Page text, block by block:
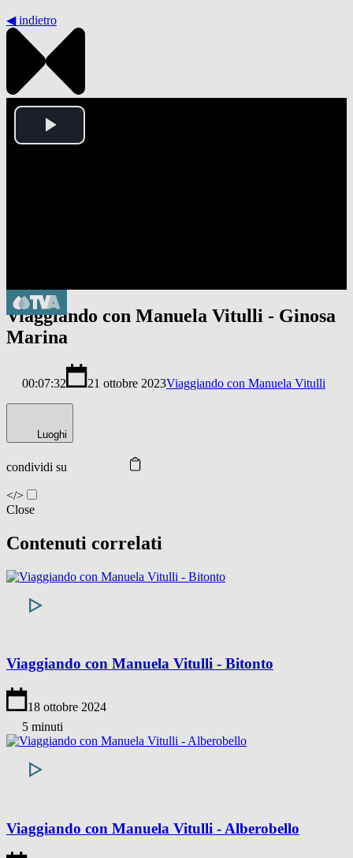
◀︎ indietro
Play
Viaggiando con Manuela Vitulli - Ginosa
Marina
00:07:32 21 ottobre 2023Viaggiando con Manuela Vitulli
Luoghi
condividi su
</>
Close
Contenuti correlati
Viaggiando con Manuela Vitulli - Bitonto
18 ottobre 2024
5 minuti
Viaggiando con Manuela Vitulli - Alberobello